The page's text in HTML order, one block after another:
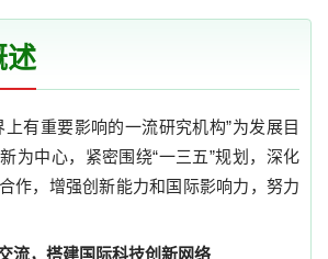
述
上有重要影响的一流研究机构”为发展目
为中心，紧密围绕“一三五”规划，深化
作，增强创新能力和国际影响力，努力
流，搭建国际科技创新网络